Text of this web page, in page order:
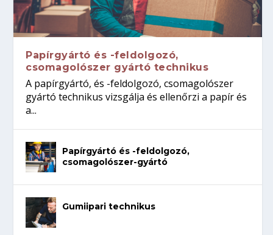
Papírgyártó és -feldolgozó,
csomagolószer gyártó technikus
A papírgyártó, és -feldolgozó, csomagolószer
gyártó technikus vizsgálja és ellenőrzi a papír és
a...
Papírgyártó és -feldolgozó,
csomagolószer-gyártó
Gumiipari technikus